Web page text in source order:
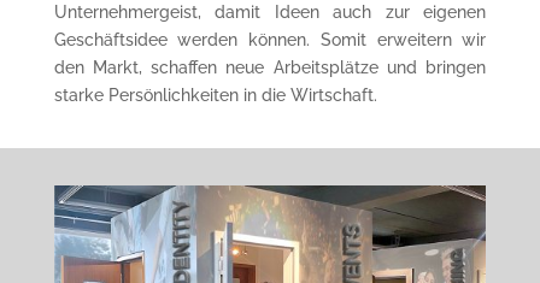
Unternehmergeist, damit Ideen auch zur eigenen
Geschäftsidee werden können. Somit erweitern wir
den Markt, schaffen neue Arbeitsplätze und bringen
starke Persönlichkeiten in die Wirtschaft.